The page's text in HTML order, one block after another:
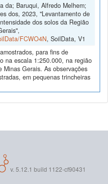
da; Baruqui, Alfredo Melhem;
dos, 2023, "Levantamento de
dos solos da Região
FCWO4N, SoilData, V1
para fins de
na escala 1:250.000, na região
Gerais. As observações
em pequenas trincheiras
v. 5.12.1 build 1122-cf90431